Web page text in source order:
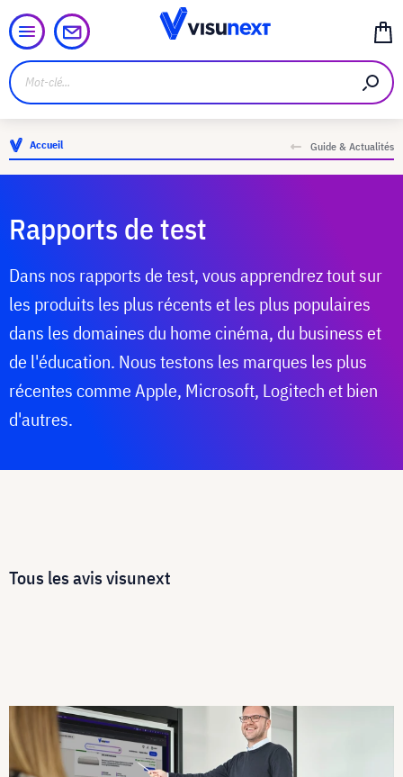
Accueil Guide & Actualités
Rapports de test
Dans nos rapports de test, vous apprendrez tout sur
les produits les plus récents et les plus populaires
dans les domaines du home cinéma, du business et
de l'éducation. Nous testons les marques les plus
récentes comme Apple, Microsoft, Logitech et bien
d'autres.
Tous les avis visunext